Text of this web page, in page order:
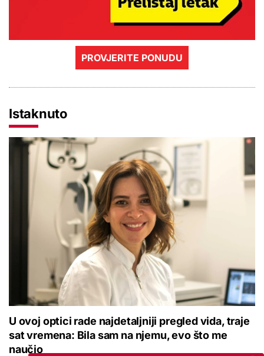
PROVJERITE PONUDU
Istaknuto
U ovoj optici rade najdetaljniji pregled vida, traje
sat vremena: Bila sam na njemu, evo što me
naučio